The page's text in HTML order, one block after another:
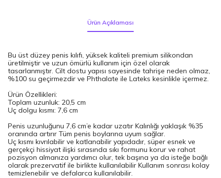
Ürün Açıklaması
Bu üst düzey penis kılıfı, yüksek kaliteli premium silikondan
üretilmiştir ve uzun ömürlü kullanım için özel olarak
tasarlanmıştır. Cilt dostu yapısı sayesinde tahrişe neden olmaz,
%100 su geçirmezdir ve Phthalate ile Lateks kesinlikle içermez.
Ürün Özellikleri:
Toplam uzunluk: 20,5 cm
Uç dolgu kısmı: 7,6 cm
Penis uzunluğunu 7,6 cm’e kadar uzatır Kalınlığı yaklaşık %35
oranında artırır Tüm penis boylarına uyum sağlar.
Uç kısmı kıvrılabilir ve katlanabilir yapıdadır, süper esnek ve
gerçekçi hissiyat ilişki sırasında sıkı formunu korur ve rahat
pozisyon almanıza yardımcı olur, tek başına ya da isteğe bağlı
olarak prezervatif ile birlikte kullanılabilir Kullanım sonrası kolay
temizlenebilir ve defalarca kullanılabilir.